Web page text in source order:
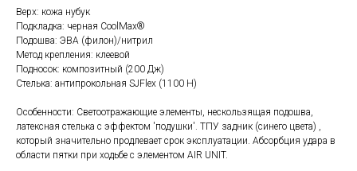
Верх: кожа нубук
Подкладка: черная СoolMax®
Подошва: ЭВА (филон)/нитрил
Метод крепления: клеевой
Подносок: композитный (200 Дж)
Стелька: антипрокольная SJFlex (1100 Н)
Особенности: Светоотражающие элементы, нескользящая подошва,
латексная стелька с эффектом 'подушки'. ТПУ задник (синего цвета) ,
который значительно продлевает срок эксплуатации. Абсорбция удара в
области пятки при ходьбе с элементом AIR UNIT.